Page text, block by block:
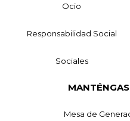
Ocio
Responsabilidad Social
Sociales
Mesa de